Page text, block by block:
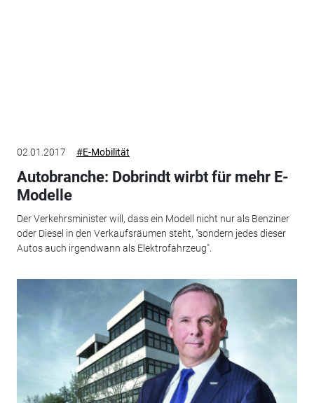
02.01.2017 #E-Mobilität
Autobranche: Dobrindt wirbt für mehr E-
Modelle
Der Verkehrsminister will, dass ein Modell nicht nur als Benziner
oder Diesel in den Verkaufsräumen steht, "sondern jedes dieser
Autos auch irgendwann als Elektrofahrzeug".